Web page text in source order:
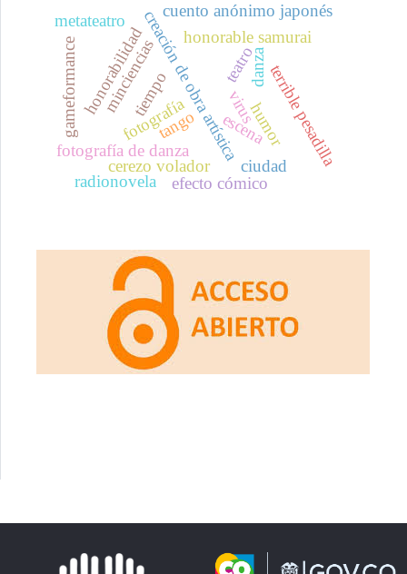
fotografía escena
teatrodanza
creación de obra artística
minciencias
fotografía de danza
tango
cerezo volador
cuento anónimo japonés
honorable samurai
terrible pesadilla
honorabilidad
metateatro
radionovela
humor
efecto cómico
tiempo
gameformance virus
ciudad